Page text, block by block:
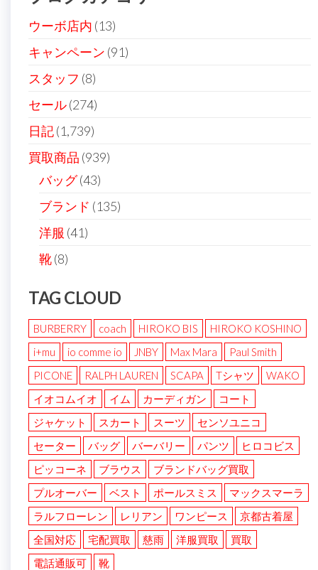
ョ
ン
ウーボ店内 (13)
キャンペーン (91)
スタッフ (8)
セール(274)
日記(1,739)
買取商品 (939)
バッグ(43)
ブランド (135)
洋服 (41)
靴(8)
TAG CLOUD
BURBERRY coach HIROKO BIS
HIROKO KOSHINO
i+mu
io comme io JNBY Max Mara
Paul Smith
PICONE
RALPH LAUREN SCAPA Tシャツ
WAKO
イオコムイオ
イム カーディガン
コート
ジャケット
スカート スーツ
センソユニコ
セーター
バッグ バーバリー パンツ
ヒロコビス
ピッコーネ
ブラウス
ブランドバッグ買取
プルオーバー
ベスト ポールスミス
マックスマーラ
ラルフローレン
レリアン ワンピース
京都古着屋
全国対応
宅配買取 慈雨 洋服買取
買取
電話通販可
靴